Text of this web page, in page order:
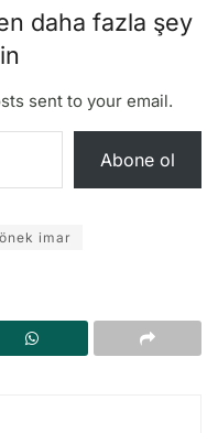
daha fazla şey
sent to your email.
Abone ol
önek imar